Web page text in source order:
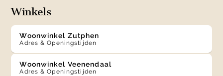
Winkels
Woonwinkel Zutphen
Adres & Openingstijden
Woonwinkel Veenendaal
Adres & Openingstijden